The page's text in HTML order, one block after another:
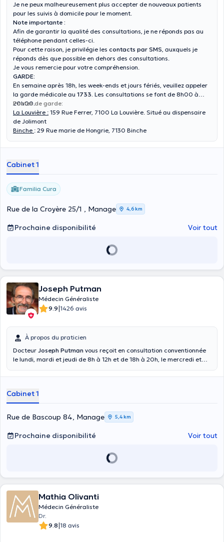
Je ne peux malheureusement plus accepter de nouveaux patients
pour les suivis à domicile pour le moment.
Note importante :
Afin de garantir la qualité des consultations, je ne réponds pas au
téléphone pendant celles-ci.
Pour cette raison, je privilégie les contacts par SMS, auxquels je
réponds dès que possible en dehors des consultations.
Je vous remercie pour votre compréhension.
GARDE:
En semaine après 18h, les week-ends et jours fériés, veuillez appeler
la garde médicale au 1733. Les consultations se font de 8h00 à
20h00.
Postes de garde:
La Louvière : 159 Rue Ferrer, 7100 La Louvière. Situé au dispensaire
de Jolimont
Binche : 29 Rue marie de Hongrie, 7130 Binche
Cabinet 1
Familia Cura
Rue de la Croyère 25/1 , Manage 4,6 km
Prochaine disponibilité Voir tout
Joseph Putman
Médecin Généraliste
9.9|1426 avis
À propos du praticien
Docteur Joseph Putman vous reçoit en consultation conventionnée
le lundi, mardi et jeudi de 8h à 12h et de 18h à 20h, le mercredi et
de Bascoup 84 à Fayt-Lez-Manage. Il peut prendre en charge des
problème gériatrique ainsi que de médecine esthétique. Les
consultations se font uniquement sur rendez-vous. 2 personnes à
examiner = 2 rendez-vous à prendre. Les visites à domiciles sont
réservées aux patients qui sont dans la réelle incapacité de se
déplacer ! Les soirs de semaine après 18:00h, les jours fériés et les
weekends, veuillez former le 1733 pour joindre le service de garde.
Cabinet 1
Rue de Bascoup 84, Manage 5,4 km
Prochaine disponibilité Voir tout
Mathia Olivanti
Médecin Généraliste
Dr.
9.8|18 avis